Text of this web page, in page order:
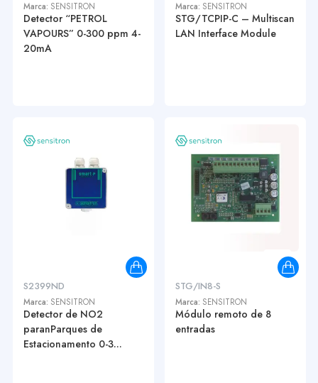
Marca: SENSITRON
Detector “PETROL
VAPOURS” 0-300 ppm 4-
20mA
Marca: SENSITRON
STG/TCPIP-C – Multiscan
LAN Interface Module
S2399ND
Marca: SENSITRON
Detector de NO2
paranParques de
Estacionamento 0-3...
STG/IN8-S
Marca: SENSITRON
Módulo remoto de 8
entradas